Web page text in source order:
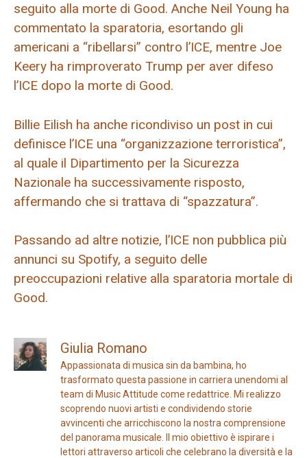
seguito alla morte di Good. Anche Neil Young ha
commentato la sparatoria, esortando gli
americani a “ribellarsi” contro l’ICE, mentre Joe
Keery ha rimproverato Trump per aver difeso
l’ICE dopo la morte di Good.
Billie Eilish ha anche ricondiviso un post in cui
definisce l’ICE una “organizzazione terroristica”,
al quale il Dipartimento per la Sicurezza
Nazionale ha successivamente risposto,
affermando che si trattava di “spazzatura”.
Passando ad altre notizie, l’ICE non pubblica più
annunci su Spotify, a seguito delle
preoccupazioni relative alla sparatoria mortale di
Good.
Giulia Romano
Appassionata di musica sin da bambina, ho
trasformato questa passione in carriera unendomi al
team di Music Attitude come redattrice. Mi realizzo
scoprendo nuovi artisti e condividendo storie
avvincenti che arricchiscono la nostra comprensione
del panorama musicale. Il mio obiettivo è ispirare i
lettori attraverso articoli che celebrano la diversità e la